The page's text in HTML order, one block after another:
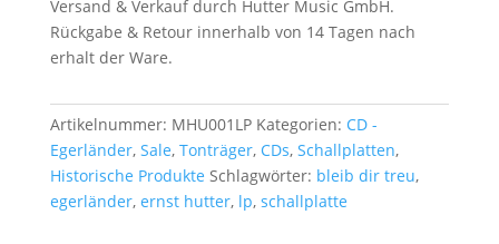
Versand & Verkauf durch Hutter Music GmbH.
Rückgabe & Retour innerhalb von 14 Tagen nach
erhalt der Ware.
Artikelnummer: MHU001LP Kategorien: CD -
Egerländer, Sale, Tonträger, CDs, Schallplatten,
Historische Produkte Schlagwörter: bleib dir treu,
egerländer, ernst hutter, lp, schallplatte